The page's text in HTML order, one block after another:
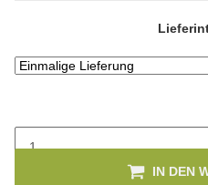
IN DEN